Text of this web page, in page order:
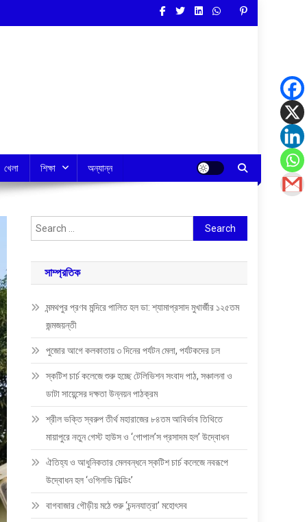
খেলা শিক্ষা অন্যান্ন
Search
for:
সাম্প্রতিক
মন্মথপুর প্রণব মন্দিরে পালিত হল ডা: শ্যামাপ্রসাদ মুখার্জীর ১২৫তম
জন্মজয়ন্তী
পুজোর আগে কলকাতায় ৩ দিনের পর্যটন মেলা, পর্যটকদের ঢল
স্কটিশ চার্চ কলেজে শুরু হচ্ছে টেলিভিশন সংবাদ পাঠ, সঞ্চালনা ও
ডাটা সায়েন্সের দক্ষতা উন্নয়ন পাঠক্রম
শ্রীল ভক্তি স্বরুপ তীর্থ মহারাজের ৮৪তম আবির্ভাব তিথিতে
মায়াপুরে নতুন গেস্ট হাউস ও ‘গোপাল’স প্রসাদম হল’ উদ্বোধন
ঐতিহ্য ও আধুনিকতার মেলবন্ধনে স্কটিশ চার্চ কলেজে নবরূপে
উদ্বোধন হল ‘ওগিলভি বিল্ডিং’
বাগবাজার গৌড়ীয় মঠে শুরু ‘চন্দনযাত্রা’ মহোৎসব